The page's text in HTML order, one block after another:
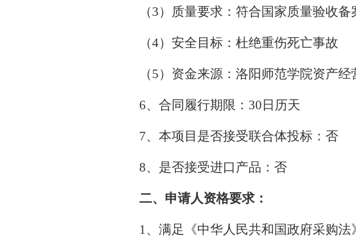
（3）质量要求：符合国家质量验收备
（4）安全目标：杜绝重伤死亡事故
（5）资金来源：洛阳师范学院资产
6、合同履行期限：30日历天
7、本项目是否接受联合体投标：否
8、是否接受进口产品：否
二、申请人资格要求：
1、满足《中华人民共和国政府采购法